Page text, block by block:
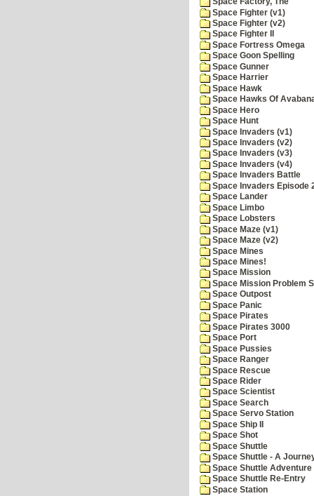
Space Fighter (v1)
Space Fighter (v2)
Space Fighter II
Space Fortress Omega
Space Goon Spelling
Space Gunner
Space Harrier
Space Hawk
Space Hawks Of
Space Hero
Space Hunt
Space Invaders (v1)
Space Invaders (v2)
Space Invaders (v3)
Space Invaders (v4)
Space Invaders Battle
Space Invaders Episode
Space Lander
Space Limbo
Space Lobsters
Space Maze (v1)
Space Maze (v2)
Space Mines
Space Mines!
Space Mission
Space Mission Problem
Space Outpost
Space Panic
Space Pirates
Space Pirates 3000
Space Port
Space Pussies
Space Ranger
Space Rescue
Space Rider
Space Scientist
Space Search
Space Servo Station
Space Ship II
Space Shot
Space Shuttle
Space Shuttle - A
Space Shuttle Adventure
Space Shuttle Re-Entry
Space Station